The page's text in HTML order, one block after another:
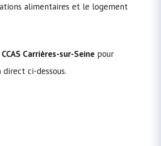
alimentaires et le logement
CCAS Carrières-sur-Seine pour
ci-dessous.